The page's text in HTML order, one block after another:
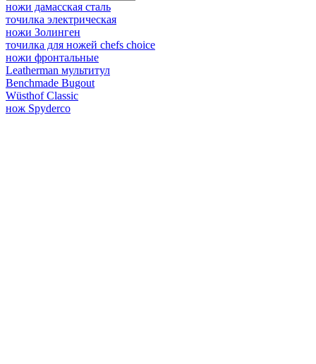
ножи дамасская сталь
точилка электрическая
ножи Золинген
точилка для ножей chefs choice
ножи фронтальные
Leatherman мультитул
Benchmade Bugout
Wüsthof Classic
нож Spyderco